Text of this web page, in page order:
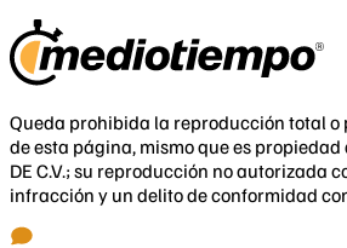
Queda prohibida la reproducción total
de esta página, mismo que es propiedad
DE C.V.; su reproducción no autorizada
infracción y un delito de conformidad